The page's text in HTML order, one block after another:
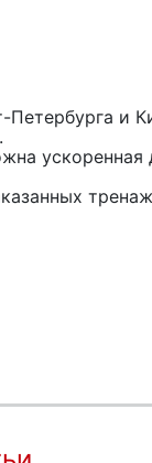
Петербурга и
ускоренная